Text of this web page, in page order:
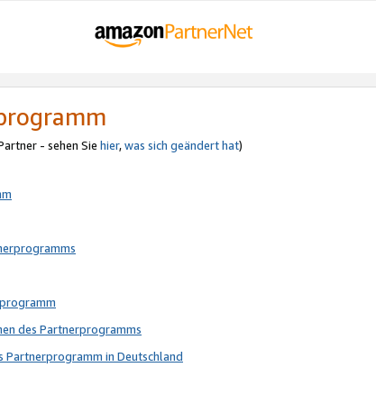
- sehen Sie hier,was sich geändert hat)
des Partnerprogramms
Partnerprogramm in Deutschland